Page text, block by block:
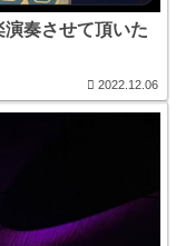
奏させて頂いた
2022.12.06